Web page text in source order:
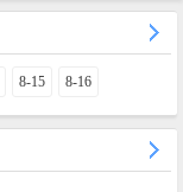
8-15 8-16